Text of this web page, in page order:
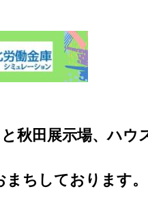
と秋田展示場、ハウ
ちしております。